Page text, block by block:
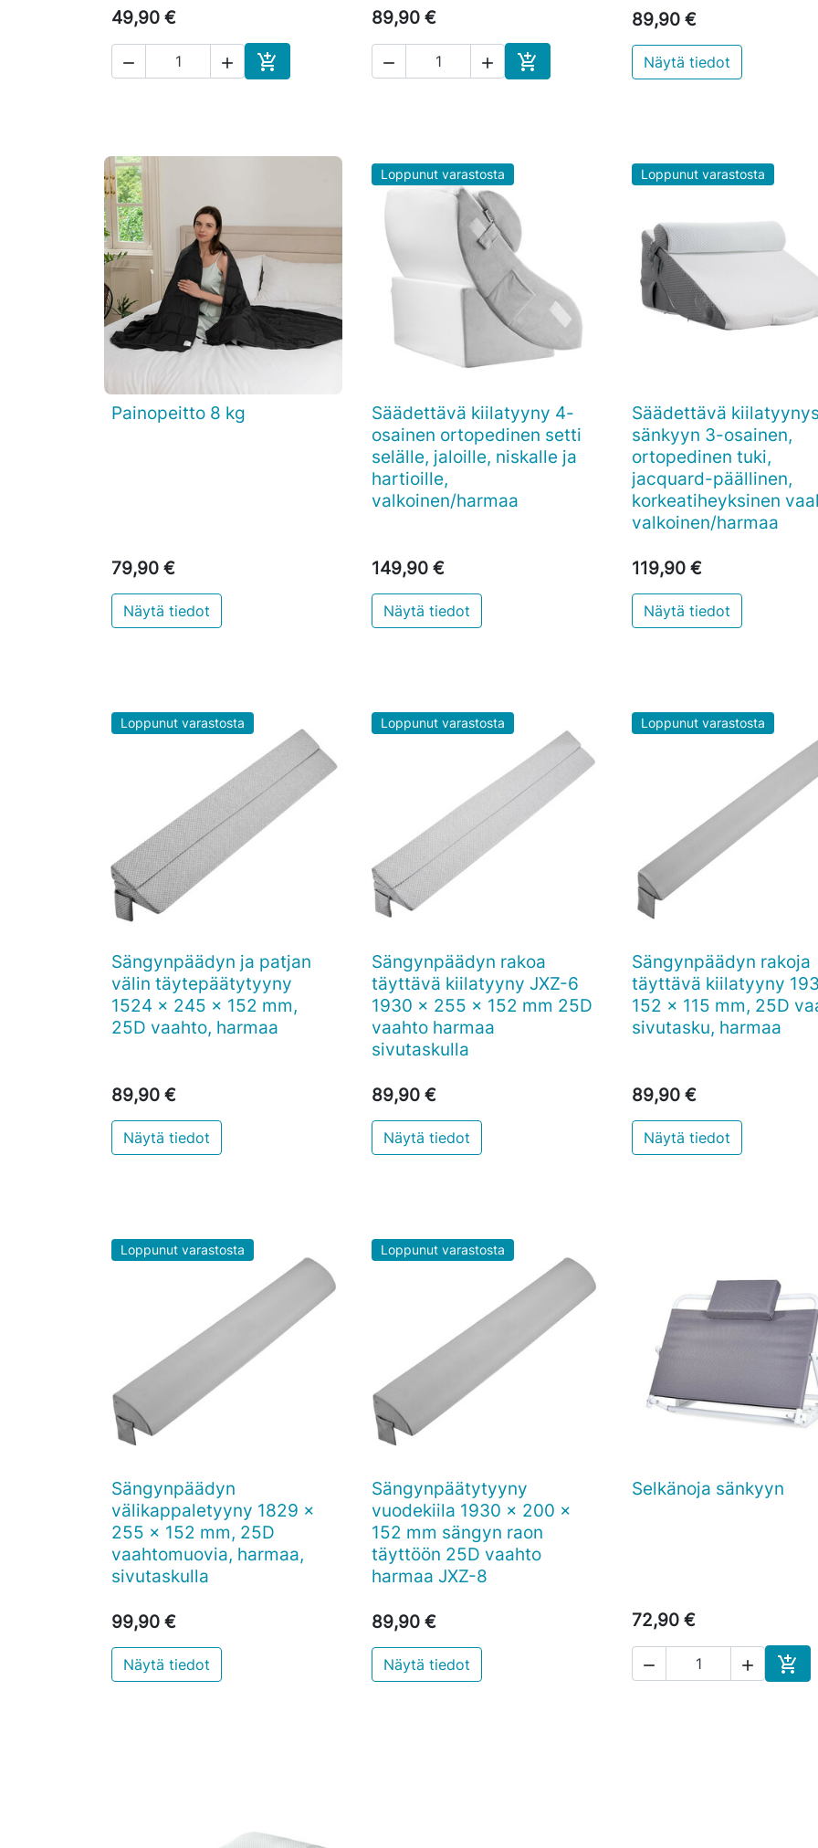
49,90 €
  
Ostoskoriin
89,90 €
  
Ostoskoriin
89,90 €
Näytä tiedot
 Pikakatselu
Painopeitto 8 kg
79,90 €
Näytä tiedot
Loppunut varastosta
 Pikakatselu
Säädettävä kiilatyyny 4-
osainen ortopedinen setti
selälle, jaloille, niskalle ja
hartioille,
valkoinen/harmaa
149,90 €
Näytä tiedot
Loppunut varastosta
 Pikakatselu
Säädettävä
sänkyyn 3-osainen,
ortopedinen tuki,
jacquard-päällinen,
korkeatiheyksinen
valkoinen/harmaa
119,90 €
Näytä tiedot
Loppunut varastosta
 Pikakatselu
Sängynpäädyn ja patjan
välin täytepäätytyyny
1524 x 245 x 152 mm,
25D vaahto, harmaa
89,90 €
Näytä tiedot
Loppunut varastosta
 Pikakatselu
Sängynpäädyn rakoa
täyttävä kiilatyyny JXZ-6
1930 x 255 x 152 mm 25D
vaahto harmaa
sivutaskulla
89,90 €
Näytä tiedot
Loppunut varastosta
 Pikakatselu
Sängynpäädyn rakoja
täyttävä kiilatyyny
152 x 115 mm, 25D
sivutasku, harmaa
89,90 €
Näytä tiedot
Loppunut varastosta
 Pikakatselu
Sängynpäädyn
välikappaletyyny 1829 x
255 x 152 mm, 25D
vaahtomuovia, harmaa,
sivutaskulla
99,90 €
Näytä tiedot
Loppunut varastosta
 Pikakatselu
Sängynpäätytyyny
vuodekiila 1930 x 200 x
152 mm sängyn raon
täyttöön 25D vaahto
harmaa JXZ-8
89,90 €
Näytä tiedot
 Pikakatselu
Selkänoja sänkyyn
72,90 €
  